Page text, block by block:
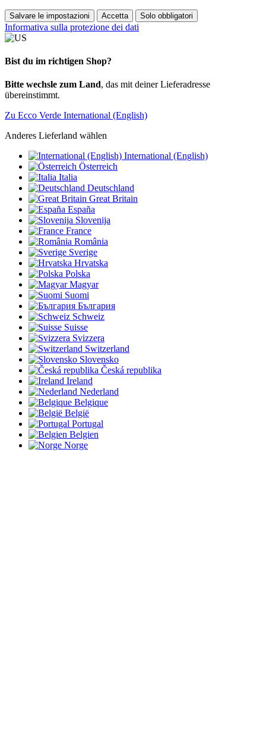
Salvare le impostazioni Accetta Solo obbligatori
Informativa sulla protezione dei dati
Bist du im richtigen Shop?
Bitte wechsle zum Land, das mit deiner Lieferadresse
übereinstimmt.
Zu Ecco Verde International (English)
Anderes Lieferland wählen
International (English)
Österreich
Italia
Deutschland
Great Britain
España
Slovenija
France
România
Sverige
Hrvatska
Polska
Magyar
Suomi
България
Schweiz
Suisse
Svizzera
Switzerland
Slovensko
Česká republika
Ireland
Nederland
Belgique
België
Portugal
Belgien
Norge